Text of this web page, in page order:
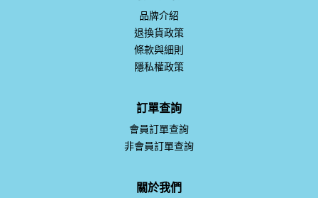
品牌介紹
退換貨政策
條款與細則
隱私權政策
訂單查詢
會員訂單查詢
非會員訂單查詢
關於我們